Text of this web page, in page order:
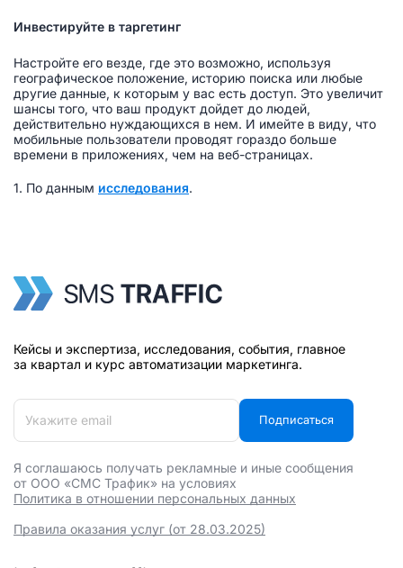
Инвестируйте в таргетинг
Настройте его везде, где это возможно, используя
географическое положение, историю поиска или любые
другие данные, к которым у вас есть доступ. Это увеличит
шансы того, что ваш продукт дойдет до людей,
действительно нуждающихся в нем. И имейте в виду, что
мобильные пользователи проводят гораздо больше
времени в приложениях, чем на веб-страницах.
1. По данным исследования.
Кейсы и экспертиза, исследования, события, главное
за квартал и курс автоматизации маркетинга.
Подписаться
Я соглашаюсь получать рекламные и иные сообщения
от ООО «СМС Трафик» на условиях
Политика в отношении персональных данных
Правила оказания услуг (от 28.03.2025)